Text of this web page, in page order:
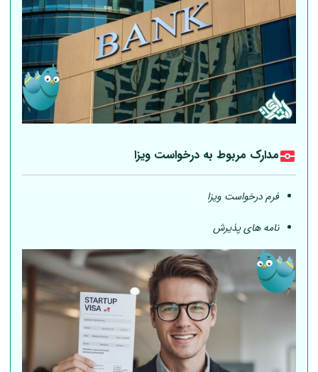
مدارک مربوط به درخواست ویزا
فرم درخواست ویزا
نامه های پذیرش